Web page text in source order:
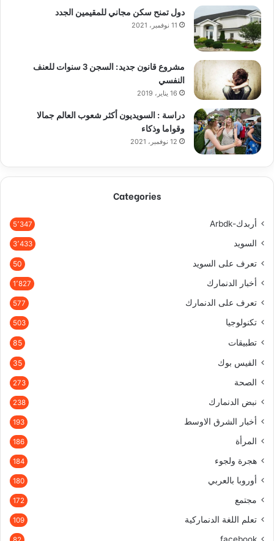
دول تمنح سكن مجاني للمقيمين الجدد
11 نوفمبر، 2021
مشروع قانون جديد: السجن 3 سنوات للعنف
النفسي
16 يناير، 2019
دراسة : السويديون أكثر شعوب العالم جمالا
وقواما وذكاء
12 نوفمبر، 2021
Categories
أربدك-Arbdk 5٬347
السويد 3٬433
تعرف على السويد 50
أخبار الدنمارك 1٬827
تعرف على الدنمارك 577
تكنولوجيا 503
تطبيقات 85
الفيس بوك 35
الصحة 273
نبض الدنمارك 238
أخبار الشرق الاوسط 193
المرأة 186
هجرة ولجوء 184
أوروبا بالعربي 180
مجتمع 172
تعلم اللغة الدنماركية 109
facebook